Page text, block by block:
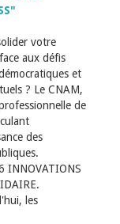
votre
aux défis
et
? Le CNAM,
de
des
INNOVATIONS
les